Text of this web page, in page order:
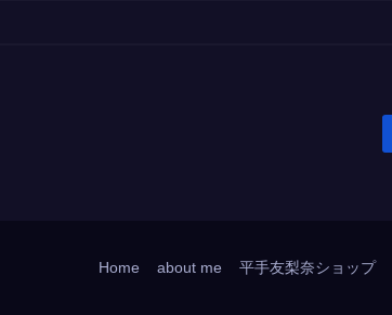
Home about me 平手友梨奈ショップ